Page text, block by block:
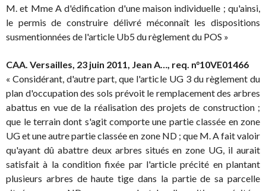
M. et Mme A d'édification d'une maison individuelle ; qu'ainsi,
le permis de construire délivré méconnaît les dispositions
susmentionnées de l'article Ub5 du règlement du POS »
CAA. Versailles, 23 juin 2011, Jean A…, req. n°10VE01466
« Considérant, d'autre part, que l'article UG 3 du règlement du
plan d'occupation des sols prévoit le remplacement des arbres
abattus en vue de la réalisation des projets de construction ;
que le terrain dont s'agit comporte une partie classée en zone
UG et une autre partie classée en zone ND ; que M. A fait valoir
qu'ayant dû abattre deux arbres situés en zone UG, il aurait
satisfait à la condition fixée par l'article précité en plantant
plusieurs arbres de haute tige dans la partie de sa parcelle